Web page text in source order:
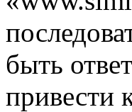
быть
привести